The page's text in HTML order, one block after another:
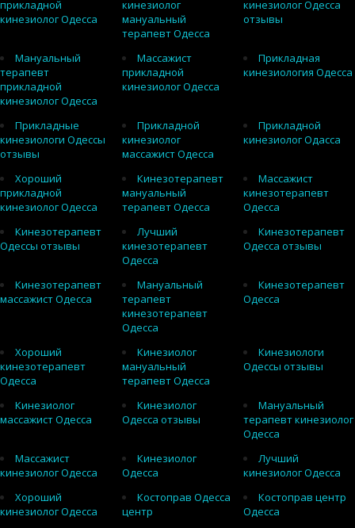
прикладной
кинезиолог Одесса
кинезиолог
мануальный
терапевт Одесса
кинезиолог Одесса
отзывы
Мануальный
терапевт
прикладной
кинезиолог Одесса
Массажист
прикладной
кинезиолог Одесса
Прикладная
кинезиология Одесса
Прикладные
кинезиологи Одессы
отзывы
Прикладной
кинезиолог
массажист Одесса
Прикладной
кинезиолог Одасса
Хороший
прикладной
кинезиолог Одесса
Кинезотерапевт
мануальный
терапевт Одесса
Массажист
кинезотерапевт
Одесса
Кинезотерапевт
Одессы отзывы
Лучший
кинезотерапевт
Одесса
Кинезотерапевт
Одесса отзывы
Кинезотерапевт
массажист Одесса
Мануальный
терапевт
кинезотерапевт
Одесса
Кинезотерапевт
Одесса
Хороший
кинезотерапевт
Одесса
Кинезиолог
мануальный
терапевт Одесса
Кинезиологи
Одессы отзывы
Кинезиолог
массажист Одесса
Кинезиолог
Одесса отзывы
Мануальный
терапевт кинезиолог
Одесса
Массажист
кинезиолог Одесса
Кинезиолог
Одесса
Лучший
кинезиолог Одесса
Хороший
кинезиолог Одесса
Костоправ Одесса
центр
Костоправ центр
Одесса